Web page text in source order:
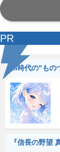
PR
AI時代の"もの
『信長の野望